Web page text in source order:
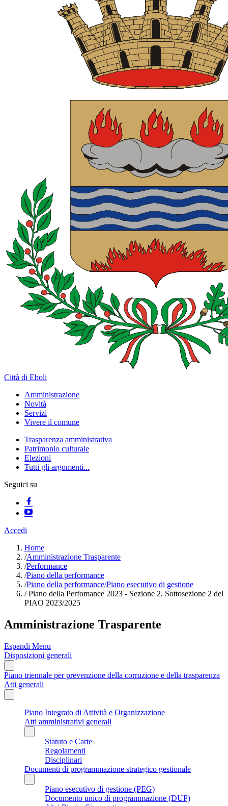
Città di Eboli
Amministrazione
Novità
Servizi
Vivere il comune
Trasparenza amministrativa
Patrimonio culturale
Elezioni
Tutti gli argomenti...
Seguici su
Accedi
Home
/Amministrazione Trasparente
/Performance
/Piano della performance
/Piano della performance/Piano esecutivo di gestione
/Piano della Perfomance 2023 - Sezione 2, Sottosezione 2 del
PIAO 2023/2025
Amministrazione Trasparente
Espandi Menu
Disposizioni generali
Piano triennale per prevenzione della corruzione e della trasparenza
Atti generali
Piano Integrato di Attività e Organizzazione
Atti amministrativi generali
Statuto e Carte
Regolamenti
Disciplinari
Documenti di programmazione strategico gestionale
Piano esecutivo di gestione (PEG)
Documento unico di programmazione (DUP)